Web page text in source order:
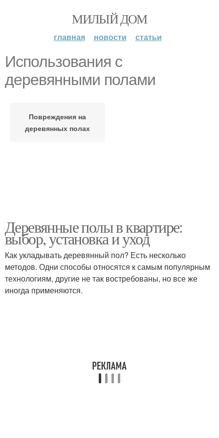
МИЛЫЙ ДОМ
главная новости статьи
Использования с
деревянными полами
Повреждения на
деревянных полах
Деревянные полы в квартире:
выбор, установка и уход
Как укладывать деревянный пол? Есть несколько
методов. Одни способы относятся к самым популярным
технологиям, другие не так востребованы, но все же
иногда применяются.